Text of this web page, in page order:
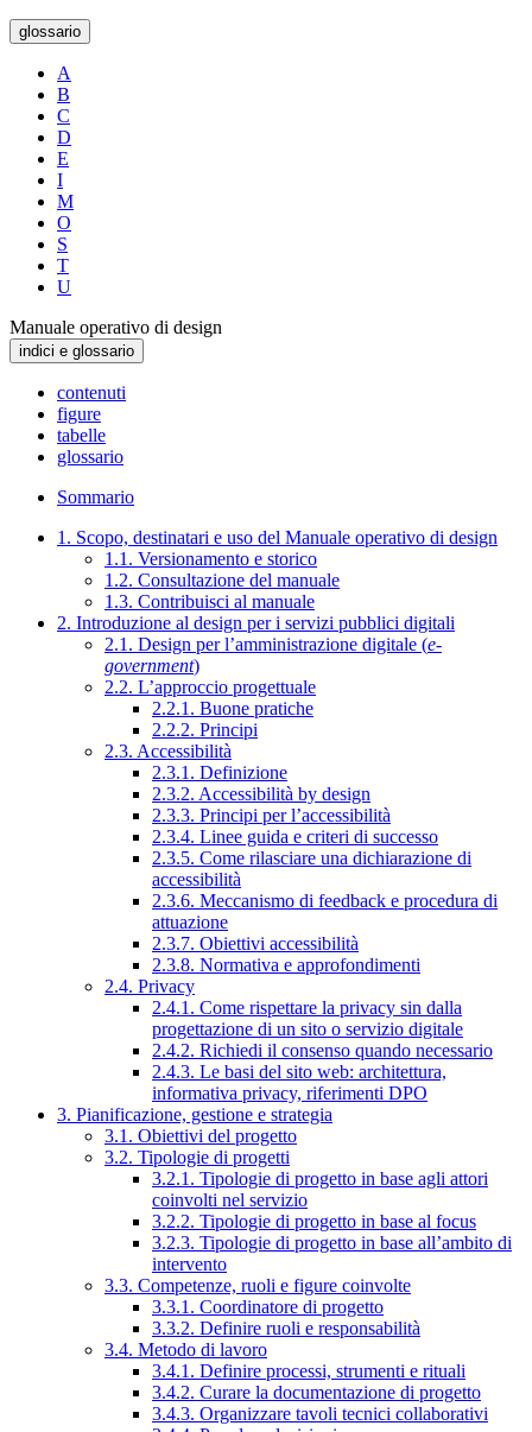
glossario
A
B
C
D
E
I
M
O
S
T
U
Manuale operativo di design
indici e glossario
contenuti
figure
tabelle
glossario
Sommario
1. Scopo, destinatari e uso del Manuale operativo di design
1.1. Versionamento e storico
1.2. Consultazione del manuale
1.3. Contribuisci al manuale
2. Introduzione al design per i servizi pubblici digitali
2.1. Design per l’amministrazione digitale (e-
government)
2.2. L’approccio progettuale
2.2.1. Buone pratiche
2.2.2. Principi
2.3. Accessibilità
2.3.1. Definizione
2.3.2. Accessibilità by design
2.3.3. Principi per l’accessibilità
2.3.4. Linee guida e criteri di successo
2.3.5. Come rilasciare una dichiarazione di
accessibilità
2.3.6. Meccanismo di feedback e procedura di
attuazione
2.3.7. Obiettivi accessibilità
2.3.8. Normativa e approfondimenti
2.4. Privacy
2.4.1. Come rispettare la privacy sin dalla
progettazione di un sito o servizio digitale
2.4.2. Richiedi il consenso quando necessario
2.4.3. Le basi del sito web: architettura,
informativa privacy, riferimenti DPO
3. Pianificazione, gestione e strategia
3.1. Obiettivi del progetto
3.2. Tipologie di progetti
3.2.1. Tipologie di progetto in base agli attori
coinvolti nel servizio
3.2.2. Tipologie di progetto in base al focus
3.2.3. Tipologie di progetto in base all’ambito di
intervento
3.3. Competenze, ruoli e figure coinvolte
3.3.1. Coordinatore di progetto
3.3.2. Definire ruoli e responsabilità
3.4. Metodo di lavoro
3.4.1. Definire processi, strumenti e rituali
3.4.2. Curare la documentazione di progetto
3.4.3. Organizzare tavoli tecnici collaborativi